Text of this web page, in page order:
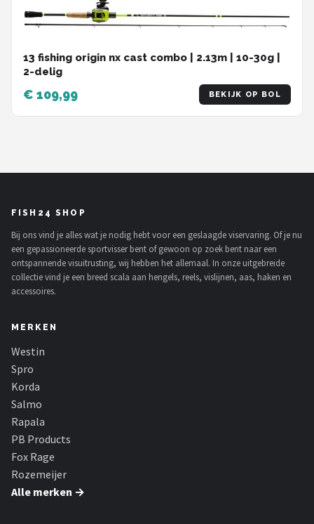
13 fishing origin nx cast combo | 2.13m | 10-30g |
2-delig
€ 109,99 BEKIJK OP BOL
FISH24 SHOP
Bij ons vind je alles wat je nodig hebt voor een geslaagde viservaring. Of je nu
een gepassioneerde sportvisser bent of gewoon op zoek bent naar een
ontspannende visuitrusting, wij hebben het allemaal. In onze uitgebreide
collectie vind je een breed scala aan hengels, reels, vislijnen, aas, haken en
accessoires.
MERKEN
Westin
Spro
Korda
Salmo
Rapala
PB Products
Fox Rage
Rozemeijer
Alle merken →